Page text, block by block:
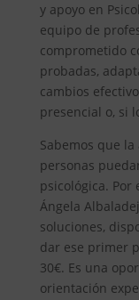
y apoyo en
equipo de
comprometido
probadas,
cambios
presencial o, si
Sabemos que
personas
psicológica. Por
Ángela
soluciones,
dar ese primer
30€. Es una
orientación